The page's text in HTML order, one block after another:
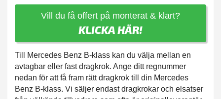
Vill du få offert på monterat & klart?
KLICKA HÄR!
Till Mercedes Benz B-klass kan du välja mellan en
avtagbar eller fast dragkrok. Ange ditt regnummer
nedan för att få fram rätt dragkrok till din Mercedes
Benz B-klass. Vi säljer endast dragkrokar och elsatser